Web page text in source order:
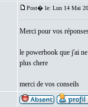
Post� le: Lun 14 Mai
Merci pour vos
le powerbook que j'ai
plus chere
merci de vos conseils